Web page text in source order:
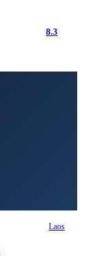
8.3
Laos